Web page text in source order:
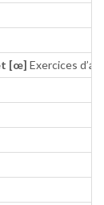
[œ] Exercices